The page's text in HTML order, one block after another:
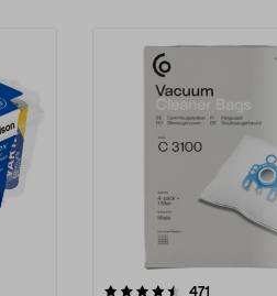
471
4.5viidestä